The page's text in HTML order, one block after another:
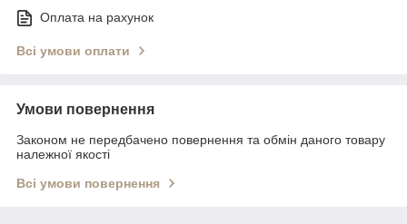
Оплата на рахунок
Всі умови оплати
Умови повернення
Законом не передбачено повернення та обмін даного товару
належної якості
Всі умови повернення